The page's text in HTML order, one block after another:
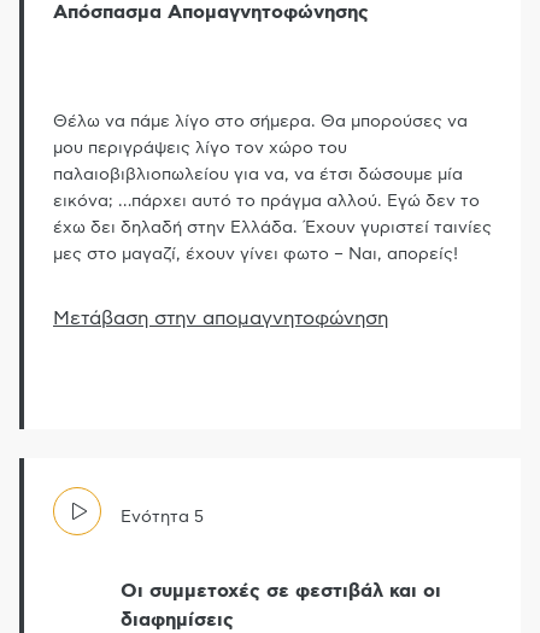
Απόσπασμα Απομαγνητοφώνησης
Θέλω να πάμε λίγο στο σήμερα. Θα μπορούσες να
μου περιγράψεις λίγο τον χώρο του
παλαιοβιβλιοπωλείου για να, να έτσι δώσουμε μία
εικόνα; …πάρχει αυτό το πράγμα αλλού. Εγώ δεν το
έχω δει δηλαδή στην Ελλάδα. Έχουν γυριστεί ταινίες
μες στο μαγαζί, έχουν γίνει φωτο – Ναι, απορείς!
Μετάβαση στην απομαγνητοφώνηση
Ενότητα 5
Οι συμμετοχές σε φεστιβάλ και οι
διαφημίσεις